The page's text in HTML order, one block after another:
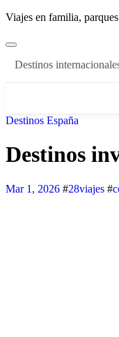
Viajes en familia,
Destinos
Destinos España
Destinos
Mar 1, 2026 #28viajes #